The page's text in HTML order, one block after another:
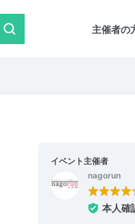
主催者の
イベント主催者
nagorun
本人確